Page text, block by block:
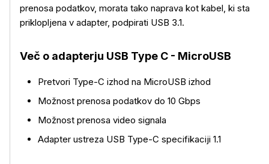
Več o izdelku
prenosa podatkov, morata tako naprava kot kabel, ki sta
priklopljena v adapter, podpirati USB 3.1.
Več o adapterju USB Type C - MicroUSB
Pretvori Type-C izhod na MicroUSB izhod
Možnost prenosa podatkov do 10 Gbps
Možnost prenosa video signala
Adapter ustreza USB Type-C specifikaciji 1.1